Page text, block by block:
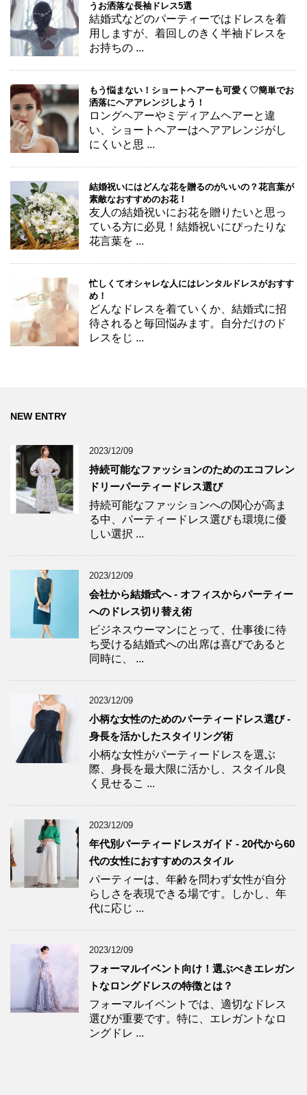
うお洒落な長袖ドレス5選
結婚式などのパーティーではドレスを着
用しますが、着回しのきく半袖ドレスを
お持ちの ...
もう悩まない！ショートヘアーも可愛く♡簡単でお
洒落にヘアアレンジしよう！
ロングヘアーやミディアムヘアーと違
い、ショートヘアーはヘアアレンジがし
にくいと思 ...
結婚祝いにはどんな花を贈るのがいいの？花言葉が
素敵なおすすめのお花！
友人の結婚祝いにお花を贈りたいと思っ
ている方に必見！結婚祝いにぴったりな
花言葉を ...
忙しくてオシャレな人にはレンタルドレスがおすす
め！
どんなドレスを着ていくか、結婚式に招
待されると毎回悩みます。自分だけのド
レスをじ ...
NEW ENTRY
2023/12/09
持続可能なファッションのためのエコフレン
ドリーパーティードレス選び
持続可能なファッションへの関心が高ま
る中、パーティードレス選びも環境に優
しい選択 ...
2023/12/09
会社から結婚式へ - オフィスからパーティー
へのドレス切り替え術
ビジネスウーマンにとって、仕事後に待
ち受ける結婚式への出席は喜びであると
同時に、 ...
2023/12/09
小柄な女性のためのパーティードレス選び -
身長を活かしたスタイリング術
小柄な女性がパーティードレスを選ぶ
際、身長を最大限に活かし、スタイル良
く見せるこ ...
2023/12/09
年代別パーティードレスガイド - 20代から60
代の女性におすすめのスタイル
パーティーは、年齢を問わず女性が自分
らしさを表現できる場です。しかし、年
代に応じ ...
2023/12/09
フォーマルイベント向け！選ぶべきエレガン
トなロングドレスの特徴とは？
フォーマルイベントでは、適切なドレス
選びが重要です。特に、エレガントなロ
ングドレ ...